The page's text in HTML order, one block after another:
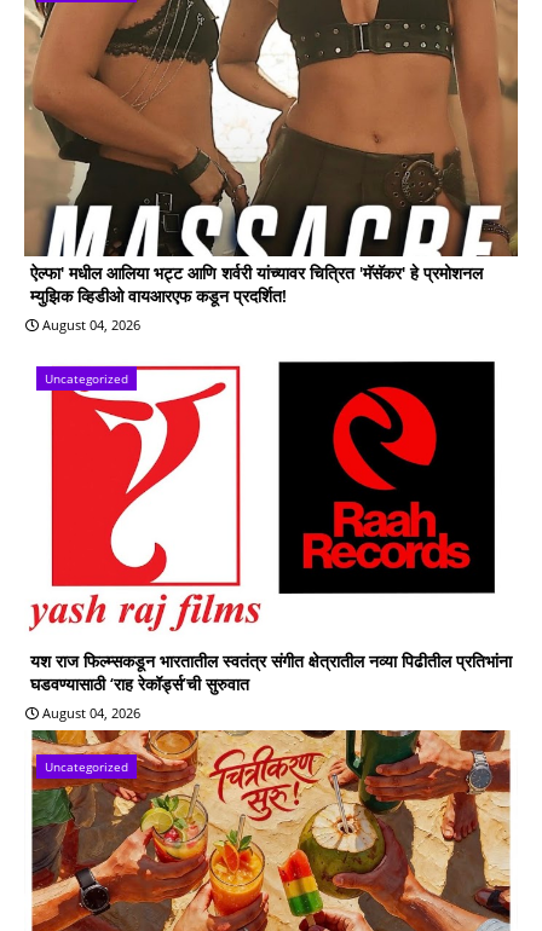
ऐल्फा' मधील आलिया भट्ट आणि शर्वरी यांच्यावर चित्रित 'मॅसॅकर' हे प्रमोशनल
म्युझिक व्हिडीओ वायआरएफ कडून प्रदर्शित!
August 04, 2026
Uncategorized
यश राज फिल्म्सकडून भारतातील स्वतंत्र संगीत क्षेत्रातील नव्या पिढीतील प्रतिभांना
घडवण्यासाठी ‘राह रेकॉर्ड्स’ची सुरुवात
August 04, 2026
Uncategorized